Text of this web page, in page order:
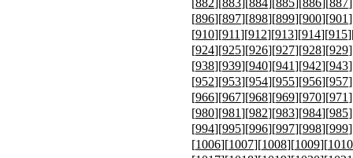
[896][897][898][899][900][901
[910][911][912][913][914][915
[924][925][926][927][928][929
[938][939][940][941][942][943
[952][953][954][955][956][957
[966][967][968][969][970][971
[980][981][982][983][984][985
[994][995][996][997][998][999
[1006][1007][1008][1009][1010